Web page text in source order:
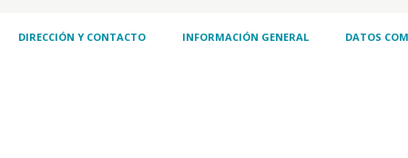
DIRECCIÓN Y CONTACTO INFORMACIÓN GENERAL DATOS